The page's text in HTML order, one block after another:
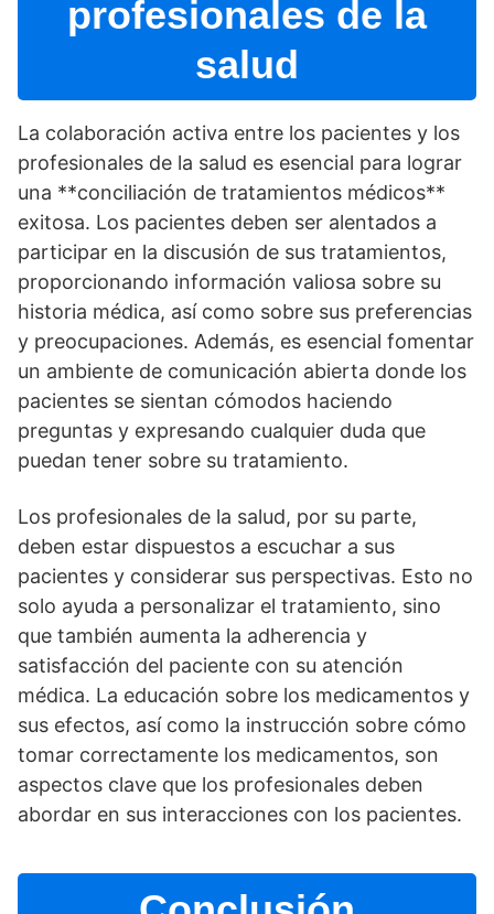
profesionales de la
salud
La colaboración activa entre los pacientes y los
profesionales de la salud es esencial para lograr
una **conciliación de tratamientos médicos**
exitosa. Los pacientes deben ser alentados a
participar en la discusión de sus tratamientos,
proporcionando información valiosa sobre su
historia médica, así­ como sobre sus preferencias
y preocupaciones. Además, es esencial fomentar
un ambiente de comunicación abierta donde los
pacientes se sientan cómodos haciendo
preguntas y expresando cualquier duda que
puedan tener sobre su tratamiento.
Los profesionales de la salud, por su parte,
deben estar dispuestos a escuchar a sus
pacientes y considerar sus perspectivas. Esto no
solo ayuda a personalizar el tratamiento, sino
que también aumenta la adherencia y
satisfacción del paciente con su atención
médica. La educación sobre los medicamentos y
sus efectos, así­ como la instrucción sobre cómo
tomar correctamente los medicamentos, son
aspectos clave que los profesionales deben
abordar en sus interacciones con los pacientes.